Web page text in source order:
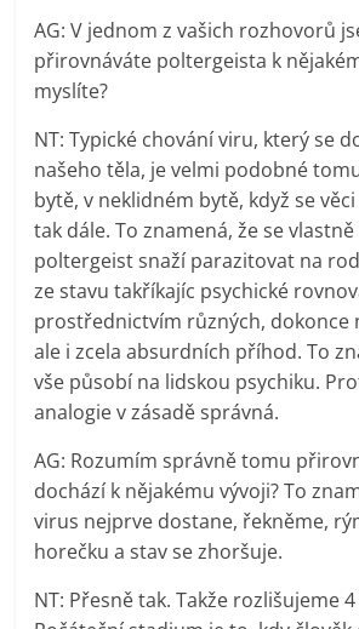
AG: V jednom z vašich rozhovorů
přirovnáváte poltergeista k
myslíte?
NT: Typické chování viru, který se
našeho těla, je velmi podobné
bytě, v neklidném bytě, když se
tak dále. To znamená, že se
poltergeist snaží parazitovat na
ze stavu takříkajíc psychické
prostřednictvím různých, dokonce
ale i zcela absurdních příhod. To
vše působí na lidskou psychiku.
analogie v zásadě správná.
AG: Rozumím správně tomu
dochází k nějakému vývoji? To
virus nejprve dostane, řekněme,
horečku a stav se zhoršuje.
NT: Přesně tak. Takže rozlišujeme